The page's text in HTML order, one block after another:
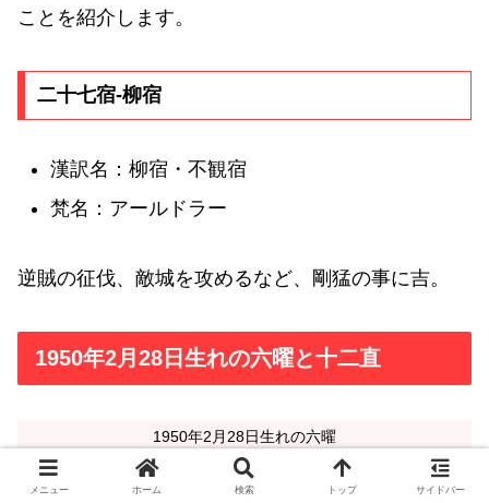
ことを紹介します。
二十七宿-柳宿
漢訳名：柳宿・不観宿
梵名：アールドラー
逆賊の征伐、敵城を攻めるなど、剛猛の事に吉。
1950年2月28日生れの六曜と十二直
1950年2月28日生れの六曜
赤口
メニュー ホーム 検索 トップ サイドバー